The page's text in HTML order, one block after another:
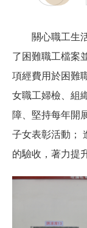
關心職工生
了困難職工檔案
項經費用於困難
女職工婦檢、組
障、堅持每年開
子女表彰活動；
的驗收，著力提